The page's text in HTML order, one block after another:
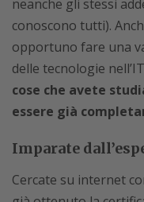
neanche gli stessi
conoscono tutti).
opportuno fare una
delle tecnologie
cose che avete
essere già
Imparate
Cercate su internet